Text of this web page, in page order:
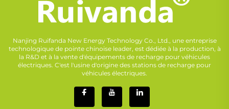
Nanjing Ruifanda New Energy Technology Co., Ltd., une entreprise
technologique de pointe chinoise leader, est dédiée à la production, à
la R&D et à la vente d'équipements de recharge pour véhicules
électriques. C'est l'usine d'origine des stations de recharge pour
véhicules électriques.